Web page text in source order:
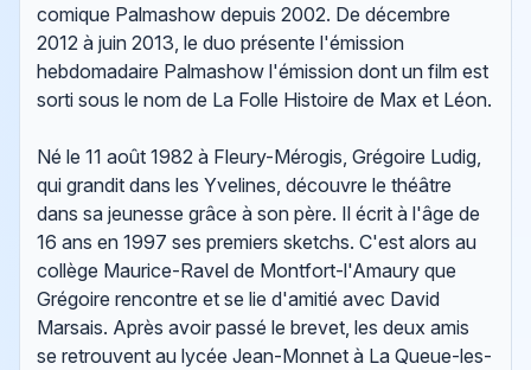
comique Palmashow depuis 2002. De décembre
2012 à juin 2013, le duo présente l'émission
hebdomadaire Palmashow l'émission dont un film est
sorti sous le nom de La Folle Histoire de Max et Léon.
Né le 11 août 1982 à Fleury-Mérogis, Grégoire Ludig,
qui grandit dans les Yvelines, découvre le théâtre
dans sa jeunesse grâce à son père. Il écrit à l'âge de
16 ans en 1997 ses premiers sketchs. C'est alors au
collège Maurice-Ravel de Montfort-l'Amaury que
Grégoire rencontre et se lie d'amitié avec David
Marsais. Après avoir passé le brevet, les deux amis
se retrouvent au lycée Jean-Monnet à La Queue-les-